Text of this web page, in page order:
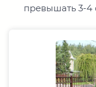
превышать 3-4